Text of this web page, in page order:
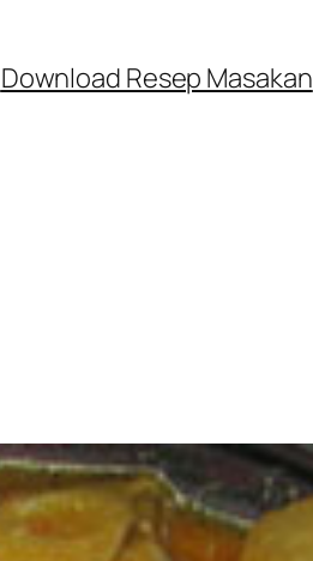
Download Resep Masakan